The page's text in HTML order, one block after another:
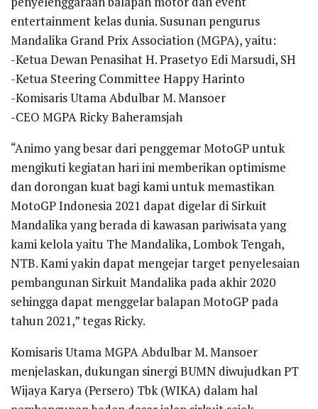
entertainment kelas dunia. Susunan pengurus
Mandalika Grand Prix Association (MGPA), yaitu:
-Ketua Dewan Penasihat H. Prasetyo Edi Marsudi, SH
-Ketua Steering Committee Happy Harinto
-Komisaris Utama Abdulbar M. Mansoer
-CEO MGPA Ricky Baheramsjah
“Animo yang besar dari penggemar MotoGP untuk
mengikuti kegiatan hari ini memberikan optimisme
dan dorongan kuat bagi kami untuk memastikan
MotoGP Indonesia 2021 dapat digelar di Sirkuit
Mandalika yang berada di kawasan pariwisata yang
kami kelola yaitu The Mandalika, Lombok Tengah,
NTB. Kami yakin dapat mengejar target penyelesaian
pembangunan Sirkuit Mandalika pada akhir 2020
sehingga dapat menggelar balapan MotoGP pada
tahun 2021,” tegas Ricky.
Komisaris Utama MGPA Abdulbar M. Mansoer
menjelaskan, dukungan sinergi BUMN diwujudkan PT
Wijaya Karya (Persero) Tbk (WIKA) dalam hal